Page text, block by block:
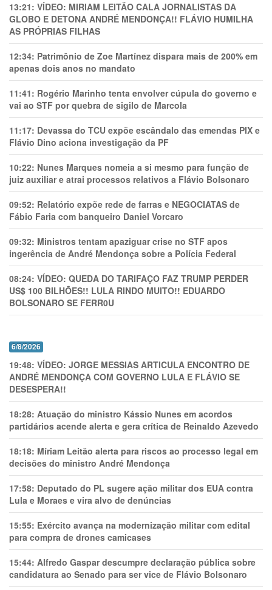
13:21: VÍDEO: MIRIAM LEITÃO CALA JORNALISTAS DA
GLOBO E DETONA ANDRÉ MENDONÇA!! FLÁVIO HUMILHA
AS PRÓPRIAS FILHAS
12:34: Patrimônio de Zoe Martínez dispara mais de 200% em
apenas dois anos no mandato
11:41: Rogério Marinho tenta envolver cúpula do governo e
vai ao STF por quebra de sigilo de Marcola
11:17: Devassa do TCU expõe escândalo das emendas PIX e
Flávio Dino aciona investigação da PF
10:22: Nunes Marques nomeia a si mesmo para função de
juiz auxiliar e atrai processos relativos a Flávio Bolsonaro
09:52: Relatório expõe rede de farras e NEGOCIATAS de
Fábio Faria com banqueiro Daniel Vorcaro
09:32: Ministros tentam apaziguar crise no STF apos
ingerência de André Mendonça sobre a Polícia Federal
08:24: VÍDEO: QUEDA DO TARIFAÇO FAZ TRUMP PERDER
US$ 100 BILHÕES!! LULA RINDO MUITO!! EDUARDO
BOLSONARO SE FERR0U
6/8/2026
19:48: VÍDEO: JORGE MESSIAS ARTICULA ENCONTRO DE
ANDRÉ MENDONÇA COM GOVERNO LULA E FLÁVIO SE
DESESPERA!!
18:28: Atuação do ministro Kássio Nunes em acordos
partidários acende alerta e gera crítica de Reinaldo Azevedo
18:18: Míriam Leitão alerta para riscos ao processo legal em
decisões do ministro André Mendonça
17:58: Deputado do PL sugere ação militar dos EUA contra
Lula e Moraes e vira alvo de denúncias
15:55: Exército avança na modernização militar com edital
para compra de drones camicases
15:44: Alfredo Gaspar descumpre declaração pública sobre
candidatura ao Senado para ser vice de Flávio Bolsonaro